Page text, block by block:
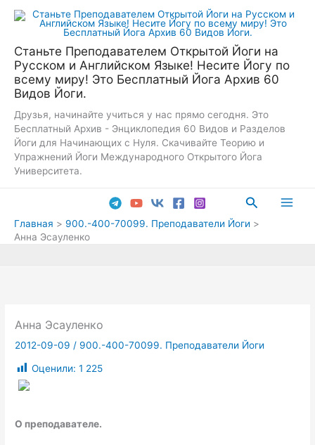
Перейти
Станьте Преподавателем Открытой Йоги на
Русском и Английском Языке! Несите Йогу по
всему миру! Это Бесплатный Йога Архив 60
Видов Йоги.
Друзья, начинайте учиться у нас прямо сегодня. Это
Бесплатный Архив - Энциклопедия 60 Видов и Разделов
Йоги для Начинающих с Нуля. Скачивайте Теорию и
Упражнений Йоги Международного Открытого Йога
Университета.
Поиск
Главная
900.-400-70099. Преподаватели Йоги
Анна Эсауленко
Анна Эсауленко
2012-09-09 / 900.-400-70099. Преподаватели Йоги
Оценили: 1 225
О преподавателе.